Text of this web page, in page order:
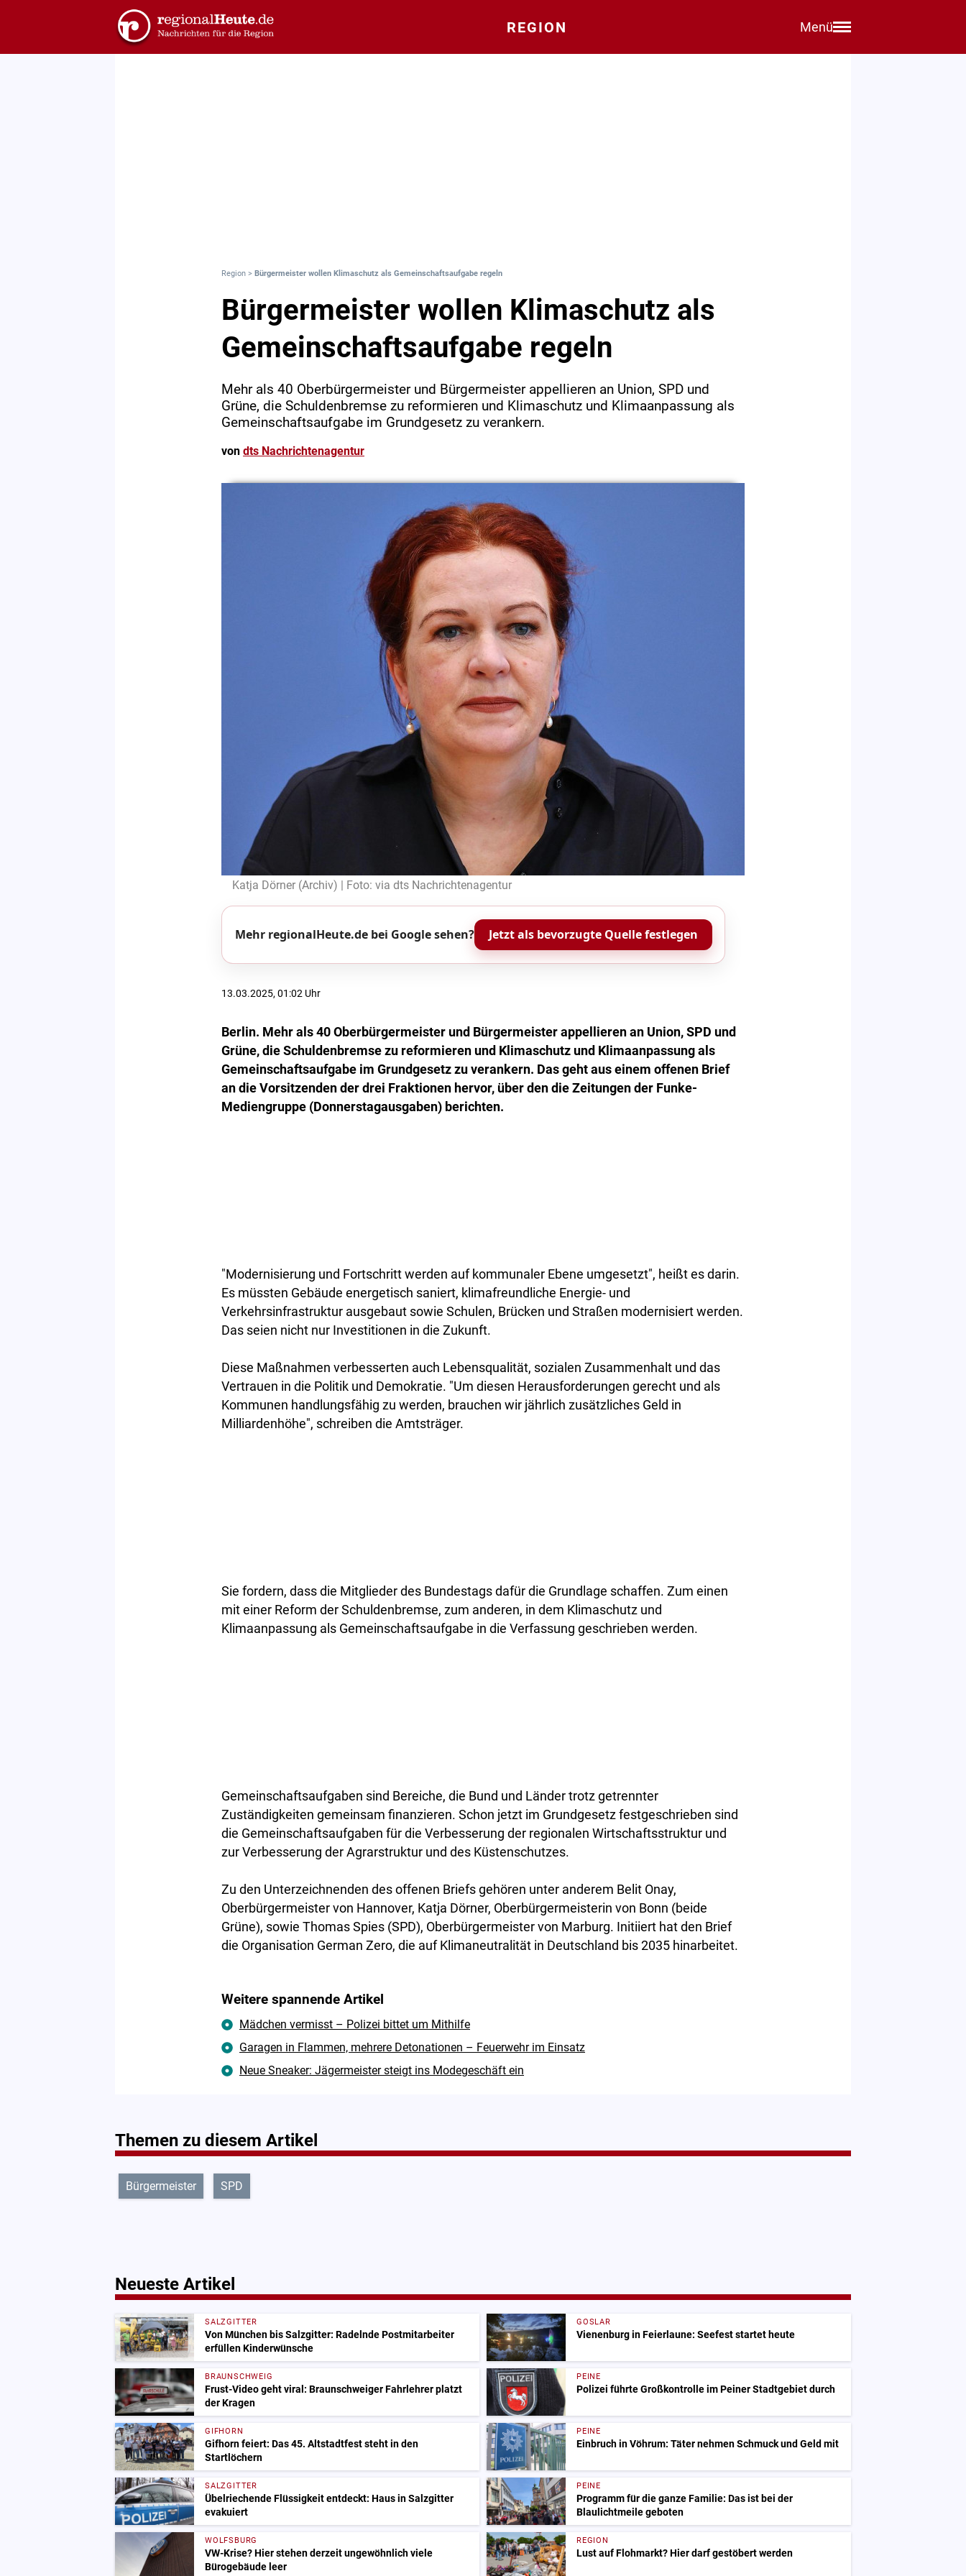
REGION Menü
Region > Bürgermeister wollen Klimaschutz als Gemeinschaftsaufgabe regeln
Bürgermeister wollen Klimaschutz als
Gemeinschaftsaufgabe regeln
Mehr als 40 Oberbürgermeister und Bürgermeister appellieren an Union, SPD und
Grüne, die Schuldenbremse zu reformieren und Klimaschutz und Klimaanpassung als
Gemeinschaftsaufgabe im Grundgesetz zu verankern.
von dts Nachrichtenagentur
Katja Dörner (Archiv) | Foto: via dts Nachrichtenagentur
Mehr regionalHeute.de bei Google sehen? Jetzt als bevorzugte Quelle festlegen
13.03.2025, 01:02 Uhr
Berlin. Mehr als 40 Oberbürgermeister und Bürgermeister appellieren an Union, SPD und
Grüne, die Schuldenbremse zu reformieren und Klimaschutz und Klimaanpassung als
Gemeinschaftsaufgabe im Grundgesetz zu verankern. Das geht aus einem offenen Brief
an die Vorsitzenden der drei Fraktionen hervor, über den die Zeitungen der Funke-
Mediengruppe (Donnerstagausgaben) berichten.
"Modernisierung und Fortschritt werden auf kommunaler Ebene umgesetzt", heißt es darin.
Es müssten Gebäude energetisch saniert, klimafreundliche Energie- und
Verkehrsinfrastruktur ausgebaut sowie Schulen, Brücken und Straßen modernisiert werden.
Das seien nicht nur Investitionen in die Zukunft.
Diese Maßnahmen verbesserten auch Lebensqualität, sozialen Zusammenhalt und das
Vertrauen in die Politik und Demokratie. "Um diesen Herausforderungen gerecht und als
Kommunen handlungsfähig zu werden, brauchen wir jährlich zusätzliches Geld in
Milliardenhöhe", schreiben die Amtsträger.
Sie fordern, dass die Mitglieder des Bundestags dafür die Grundlage schaffen. Zum einen
mit einer Reform der Schuldenbremse, zum anderen, in dem Klimaschutz und
Klimaanpassung als Gemeinschaftsaufgabe in die Verfassung geschrieben werden.
Gemeinschaftsaufgaben sind Bereiche, die Bund und Länder trotz getrennter
Zuständigkeiten gemeinsam finanzieren. Schon jetzt im Grundgesetz festgeschrieben sind
die Gemeinschaftsaufgaben für die Verbesserung der regionalen Wirtschaftsstruktur und
zur Verbesserung der Agrarstruktur und des Küstenschutzes.
Zu den Unterzeichnenden des offenen Briefs gehören unter anderem Belit Onay,
Oberbürgermeister von Hannover, Katja Dörner, Oberbürgermeisterin von Bonn (beide
Grüne), sowie Thomas Spies (SPD), Oberbürgermeister von Marburg. Initiiert hat den Brief
die Organisation German Zero, die auf Klimaneutralität in Deutschland bis 2035 hinarbeitet.
Weitere spannende Artikel
Mädchen vermisst – Polizei bittet um Mithilfe
Garagen in Flammen, mehrere Detonationen – Feuerwehr im Einsatz
Neue Sneaker: Jägermeister steigt ins Modegeschäft ein
Themen zu diesem Artikel
Bürgermeister SPD
Neueste Artikel
SALZGITTER
Von München bis Salzgitter: Radelnde Postmitarbeiter
erfüllen Kinderwünsche
GOSLAR
Vienenburg in Feierlaune: Seefest startet heute
BRAUNSCHWEIG
Frust-Video geht viral: Braunschweiger Fahrlehrer platzt
der Kragen
PEINE
Polizei führte Großkontrolle im Peiner Stadtgebiet durch
GIFHORN
Gifhorn feiert: Das 45. Altstadtfest steht in den
Startlöchern
PEINE
Einbruch in Vöhrum: Täter nehmen Schmuck und Geld mit
SALZGITTER
Übelriechende Flüssigkeit entdeckt: Haus in Salzgitter
evakuiert
PEINE
Programm für die ganze Familie: Das ist bei der
Blaulichtmeile geboten
WOLFSBURG
VW-Krise? Hier stehen derzeit ungewöhnlich viele
Bürogebäude leer
REGION
Lust auf Flohmarkt? Hier darf gestöbert werden